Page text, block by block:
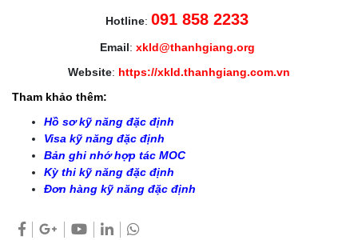
Hotline: 091 858 2233
Email: xkld@thanhgiang.org
Website: https://xkld.thanhgiang.com.vn
Tham khảo thêm:
Hồ sơ kỹ năng đặc định
Visa kỹ năng đặc định
Bản ghi nhớ hợp tác MOC
Kỳ thi kỹ năng đặc định
Đơn hàng kỹ năng đặc định